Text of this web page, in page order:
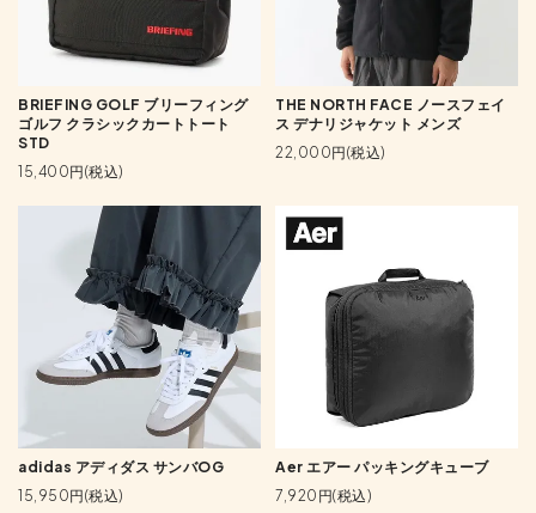
BRIEFING GOLF ブリーフィング
ゴルフ クラシックカートトート
STD
15,400円(税込)
THE NORTH FACE ノースフェイ
ス デナリジャケット メンズ
22,000円(税込)
adidas アディダス サンバOG
15,950円(税込)
Aer エアー パッキングキューブ
7,920円(税込)